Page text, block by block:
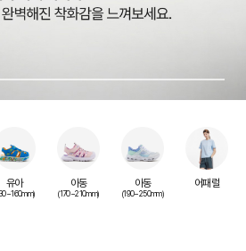
슈즈 등
별 쿠폰과
유아 아동
(170~210mm)
아동
(190~250mm)
어패럴